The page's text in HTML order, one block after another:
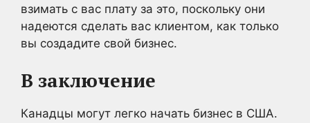
взимать с вас плату за это, поскольку они
надеются сделать вас клиентом, как только
вы создадите свой бизнес.
В заключение
Канадцы могут легко начать бизнес в США.